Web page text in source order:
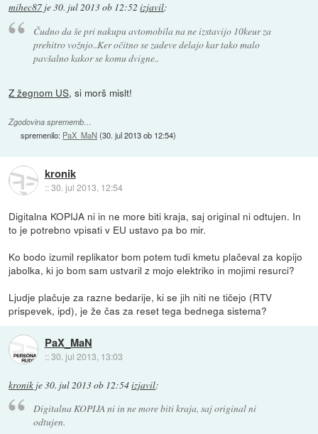
mihec87 je30. jul 2013 ob 12:52 izjavil:
Čudno da še pri nakupu avtomobila na ne izstavijo 10keur za
prehitro vožnjo..Ker očitno se zadeve delajo kar tako malo
pavšalno kakor se komu dvigne..
Z žegnom US, si morš mislt!
Zgodovina sprememb…
spremenilo: PaX_MaN (30. jul 2013 ob 12:54)
kronik
::30. jul 2013, 12:54
Digitalna KOPIJA ni in ne more biti kraja, saj original ni odtujen. In
to je potrebno vpisati v EU ustavo pa bo mir.
Ko bodo izumil replikator bom potem tudi kmetu plačeval za kopijo
jabolka, ki jo bom sam ustvaril z mojo elektriko in mojimi resurci?
Ljudje plačuje za razne bedarije, ki se jih niti ne tičejo (RTV
prispevek, ipd), je že čas za reset tega bednega sistema?
PaX_MaN
::30. jul 2013, 13:03
kronik je30. jul 2013 ob 12:54izjavil:
Digitalna KOPIJA ni in ne more biti kraja, saj original ni
odtujen.